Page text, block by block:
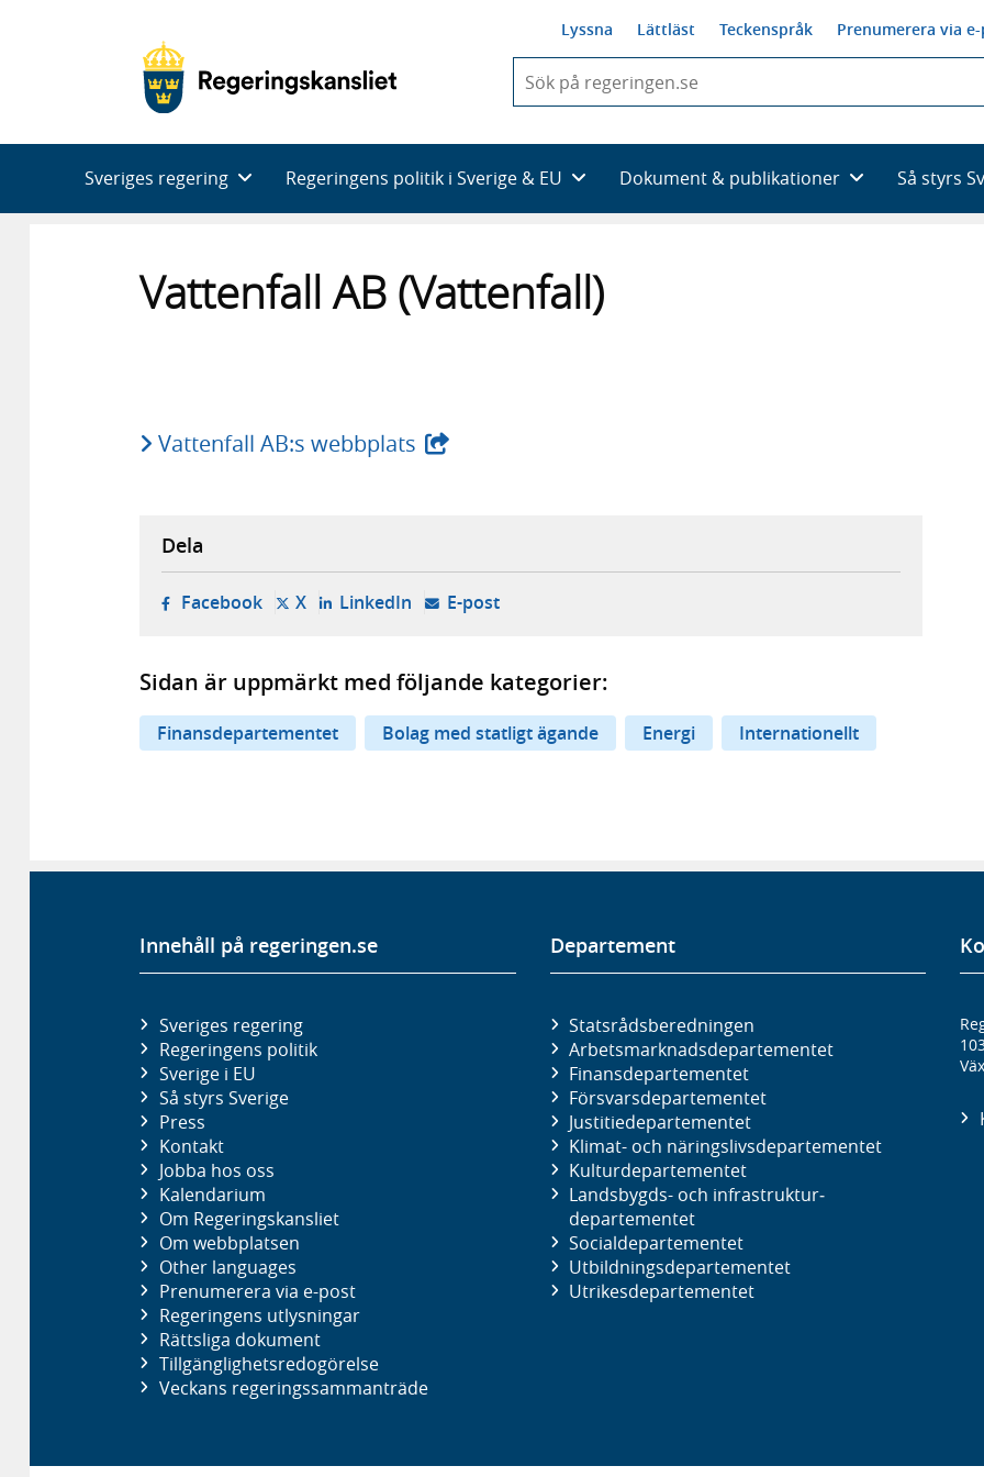
Lyssna Lättläst Teckenspråk Prenumerera via
du
skriva
framträder
en
sökförslag
Sveriges regering Regeringens politik i Sverige & EU Dokument & publikationer Så styrs
Vattenfall AB (Vattenfall)
Vattenfall AB:s webbplats- extern webbplats,
Dela
Facebook- öppnas i ny flik, extern webbplats,
X- öppnas i ny flik, extern webbplats,
LinkedIn- öppnas i ny flik, extern webbplats,
E-post- öppnar din e-postklient,
Sidan är uppmärkt med följande kategorier:
Finansdepartementet Bolag med statligt ägande Energi Internationellt
Innehåll på regeringen.se
Sveriges regering
Regeringens politik
Sverige i EU
Så styrs Sverige
Press
Kontakt
Jobba hos oss
Kalendarium
Om Regeringskansliet
Om webbplatsen
Other languages
Prenumerera via e-post
Regeringens utlysningar
Rättsliga dokument
Tillgänglighetsredogörelse
Veckans regeringssammanträde
Departement
Statsrådsberedningen
Arbetsmarknads­departementet
Finans­departementet
Försvars­departementet
Justitie­departementet
Klimat- och näringslivs­departementet
Kultur­departementet
Landsbygds- och infrastruktur­
departementet
Social­departementet
Utbildnings­departementet
Utrikes­departementet